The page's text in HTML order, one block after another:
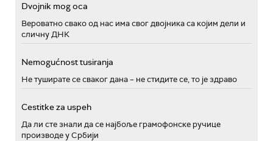
Dvojnik mog oca
Вероватно свако од нас има свог двојника са којим дели и
сличну ДНК
Nemogućnost tusiranja
Не туширате се сваког дана – не стидите се, то је здраво
Cestitke za uspeh
Да ли сте знали да се најбоље грамофонске ручице
производе у Србији